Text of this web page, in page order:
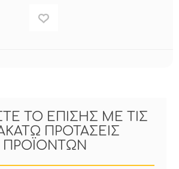
ΤΟ ΕΠΙΣΗΣ ΜΕ ΤΙΣ
ΠΡΟΤΑΣΕΙΣ
ΠΡΟΪΟΝΤΩΝ